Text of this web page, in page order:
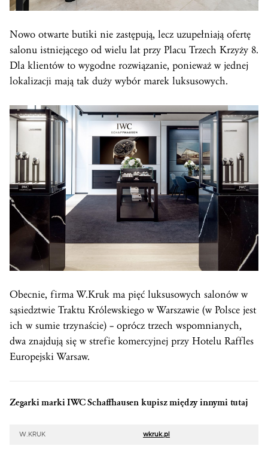
Nowo otwarte butiki nie zastępują, lecz uzupełniają ofertę
salonu istniejącego od wielu lat przy Placu Trzech Krzyży 8.
Dla klientów to wygodne rozwiązanie, ponieważ w jednej
lokalizacji mają tak duży wybór marek luksusowych.
Obecnie, firma W.Kruk ma pięć luksusowych salonów w
sąsiedztwie Traktu Królewskiego w Warszawie (w Polsce jest
ich w sumie trzynaście) – oprócz trzech wspomnianych,
dwa znajdują się w strefie komercyjnej przy Hotelu Raffles
Europejski Warsaw.
Zegarki marki IWC Schaffhausen kupisz między innymi tutaj
W.KRUK wkruk.pl